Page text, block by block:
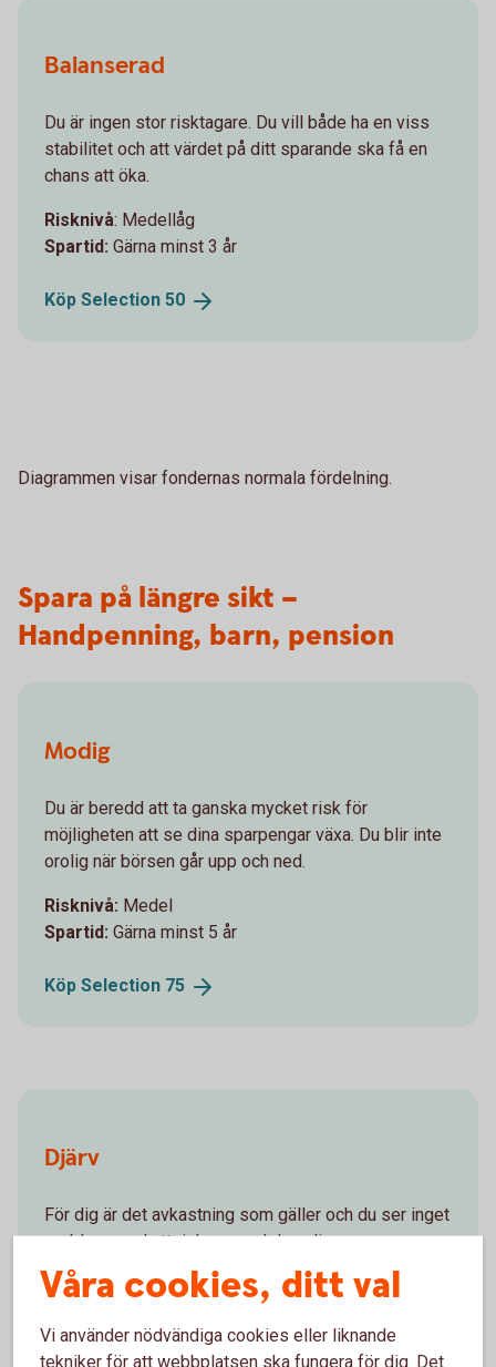
Balanserad
Du är ingen stor risktagare. Du vill både ha en viss
stabilitet och att värdet på ditt sparande ska få en
chans att öka.
Risknivå: Medellåg
Spartid: Gärna minst 3 år
Köp Selection 50
Diagrammen visar fondernas normala fördelning.
Spara på längre sikt –
Handpenning, barn, pension
Modig
Du är beredd att ta ganska mycket risk för
möjligheten att se dina sparpengar växa. Du blir inte
orolig när börsen går upp och ned.
Risknivå: Medel
Spartid: Gärna minst 5 år
Köp Selection 75
Djärv
För dig är det avkastning som gäller och du ser inget
problem med att riskera en del av dina sparpengar
för möjligheten att se värdet gå upp.
Spartid:Gärna minst 5 år
Våra cookies, ditt val
Vi använder nödvändiga cookies eller liknande
tekniker för att webbplatsen ska fungera för dig. Det